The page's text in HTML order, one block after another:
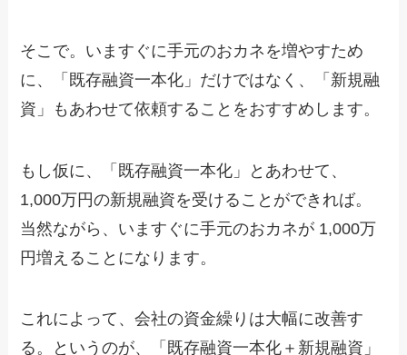
そこで。いますぐに手元のおカネを増やすため
に、「既存融資一本化」だけではなく、「新規融
資」もあわせて依頼することをおすすめします。
もし仮に、「既存融資一本化」とあわせて、
1,000万円の新規融資を受けることができれば。
当然ながら、いますぐに手元のおカネが 1,000万
円増えることになります。
これによって、会社の資金繰りは大幅に改善す
る。というのが、「既存融資一本化＋新規融資」